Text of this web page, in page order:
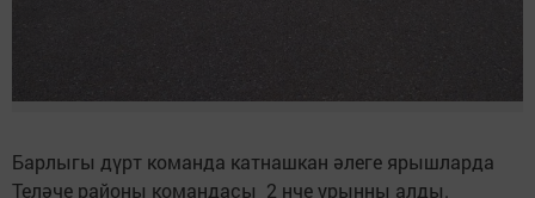
Барлыгы дүрт команда катнашкан әлеге ярышларда
Теләче районы командасы 2 нче урынны алды.